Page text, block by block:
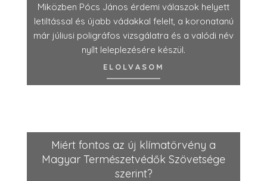
Miközben Pócs János érdemi válaszok helyett
letiltással és újabb vádakkal felelt, a koronatanú
már júliusi poligráfos vizsgálatra és a valódi név
nyílt leleplezésére készül.
ELOLVASOM
Miért fontos az új klímatörvény a
Magyar Természetvédők Szövetsége
szerint?